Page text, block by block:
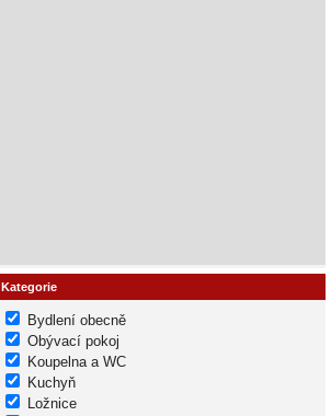
Kategorie
Bydlení obecně
Obývací pokoj
Koupelna a WC
Kuchyň
Ložnice